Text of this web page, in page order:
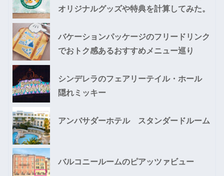
オリジナルグッズや特典を計算してみた。
バケーションパッケージのフリードリンク
でおトク感あるおすすめメニュー巡り
シンデレラのフェアリーテイル・ホール
隠れミッキー
アンバサダーホテル スタンダードルーム
バルコニールームのピアッツァビュー